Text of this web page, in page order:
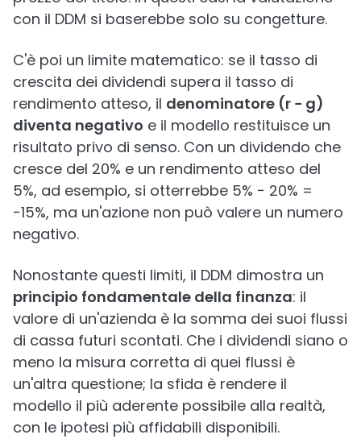
con il DDM si baserebbe solo su congetture.
C'è poi un limite matematico: se il tasso di
crescita dei dividendi supera il tasso di
rendimento atteso, il denominatore (r − g)
diventa negativo e il modello restituisce un
risultato privo di senso. Con un dividendo che
cresce del 20% e un rendimento atteso del
5%, ad esempio, si otterrebbe 5% − 20% =
−15%, ma un'azione non può valere un numero
negativo.
Nonostante questi limiti, il DDM dimostra un
principio fondamentale della finanza: il
valore di un'azienda è la somma dei suoi flussi
di cassa futuri scontati. Che i dividendi siano o
meno la misura corretta di quei flussi è
un'altra questione; la sfida è rendere il
modello il più aderente possibile alla realtà,
con le ipotesi più affidabili disponibili.